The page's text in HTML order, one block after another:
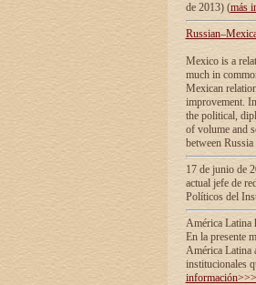
de 2013) (más
Mexico is a
much in
Mexican
improvement.
the political,
of volume and
between
17 de junio de
actual jefe de
Políticos del
América Latina
En la presente
América Latina
institucionales
información>>>